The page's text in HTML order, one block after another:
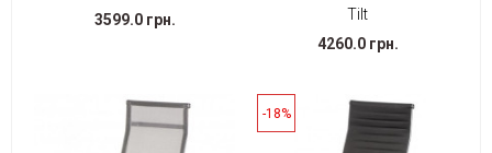
3599.0 грн.
Tilt
4260.0 грн.
-18%